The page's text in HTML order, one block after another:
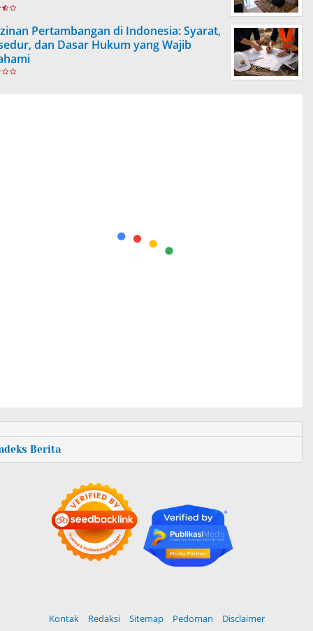
Pertambangan di Indonesia: Syarat,
dan Dasar Hukum yang Wajib
Berita
Kontak Redaksi Sitemap Pedoman Disclaimer